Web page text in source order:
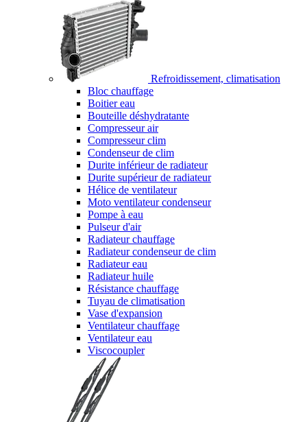
Refroidissement, climatisation
Bloc chauffage
Boitier eau
Bouteille déshydratante
Compresseur air
Compresseur clim
Condenseur de clim
Durite inférieur de radiateur
Durite supérieur de radiateur
Hélice de ventilateur
Moto ventilateur condenseur
Pompe à eau
Pulseur d'air
Radiateur chauffage
Radiateur condenseur de clim
Radiateur eau
Radiateur huile
Résistance chauffage
Tuyau de climatisation
Vase d'expansion
Ventilateur chauffage
Ventilateur eau
Viscocoupler